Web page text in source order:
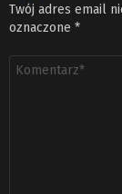
Twój adres email
oznaczone *